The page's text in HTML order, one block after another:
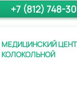
+7 (812) 748-
МЕДИЦИНСКИЙ
КОЛОКОЛЬНОЙ